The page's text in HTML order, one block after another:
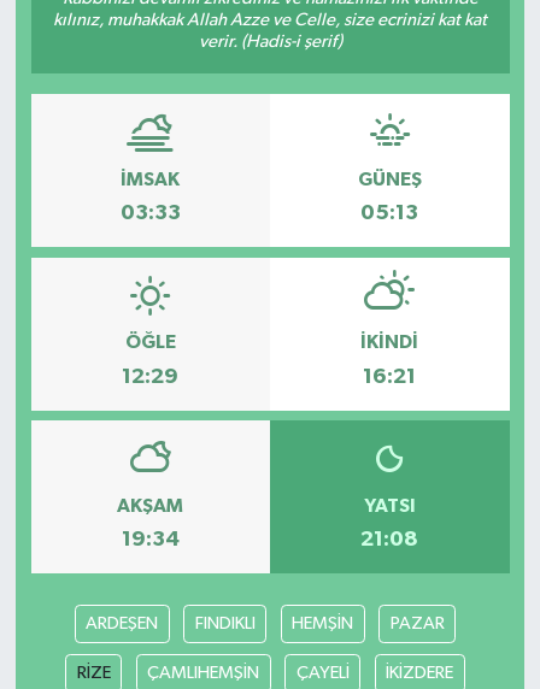
kılınız, muhakkak Allah Azze ve Celle, size ecrinizi kat kat
verir. (Hadis-i şerif)
İMSAK
03:33
GÜNEŞ
05:13
ÖĞLE
12:29
İKINDI
16:21
AKŞAM
19:34
YATSI
21:08
ARDEŞEN FINDIKLI HEMŞİN PAZAR
RİZE ÇAMLIHEMŞİN ÇAYELİ İKİZDERE